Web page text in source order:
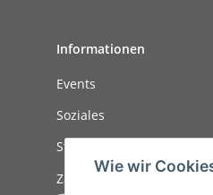
Informationen
Events
Soziales
Stellenanzeigen
Zahlungsmöglichkeiten
Wie wir